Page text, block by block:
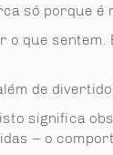
só porque é
o que
de
significa
– o